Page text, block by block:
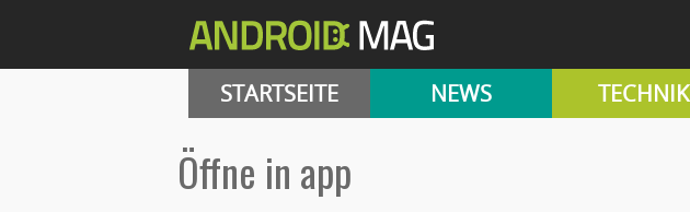
STARTSEITE NEWS TECHNIK
öffne in app